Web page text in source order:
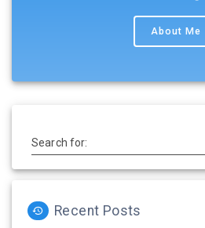
About Me
Search for:
Recent Posts